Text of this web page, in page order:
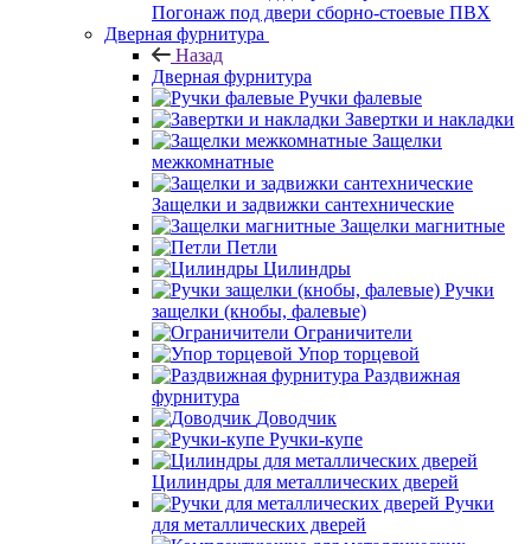
Погонаж под двери сборно-стоевые ПВХ
Дверная фурнитура
Назад
Дверная фурнитура
Ручки фалевые
Завертки и накладки
Защелки
межкомнатные
Защелки и задвижки сантехнические
Защелки магнитные
Петли
Цилиндры
Ручки
защелки (кнобы, фалевые)
Ограничители
Упор торцевой
Раздвижная
фурнитура
Доводчик
Ручки-купе
Цилиндры для металлических дверей
Ручки
для металлических дверей